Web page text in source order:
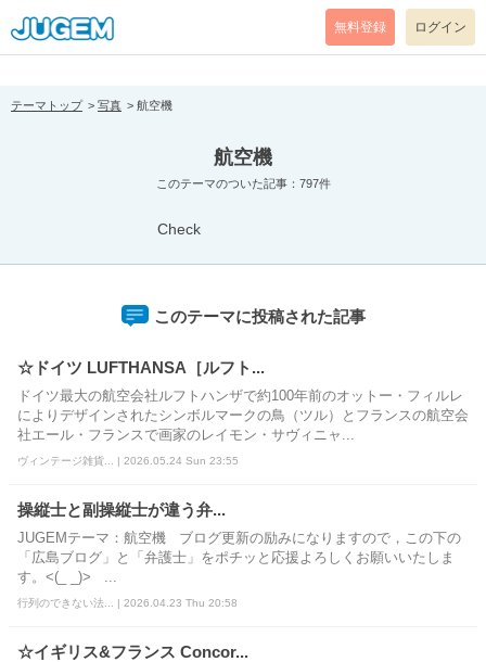
[pear_error: message="Success" code=0 mode=return level=notice
prefix="" info=""]
無料登録 ログイン
テーマトップ 写真 航空機
航空機
このテーマのついた記事：797件
Check
このテーマに投稿された記事
☆ドイツ LUFTHANSA［ルフト...
ドイツ最大の航空会社ルフトハンザで約100年前のオットー・フィルレ
によりデザインされたシンボルマークの鳥（ツル）とフランスの航空会
社エール・フランスで画家のレイモン・サヴィニャ...
ヴィンテージ雑貨... | 2026.05.24 Sun 23:55
操縦士と副操縦士が違う弁...
JUGEMテーマ：航空機 ブログ更新の励みになりますので，この下の
「広島ブログ」と「弁護士」をポチッと応援よろしくお願いいたしま
す。<(_ _)> ...
行列のできない法... | 2026.04.23 Thu 20:58
☆イギリス&フランス Concor...